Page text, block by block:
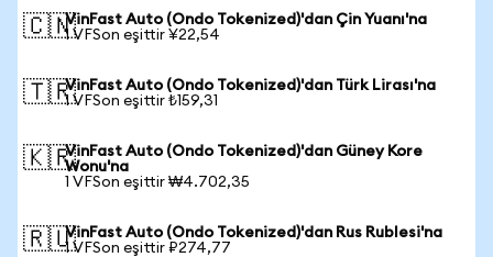
🇨🇳VinFast Auto (Ondo Tokenized)'dan Çin Yuanı'na
1 VFSon eşittir ¥22,54
🇹🇷VinFast Auto (Ondo Tokenized)'dan Türk Lirası'na
1 VFSon eşittir ₺159,31
🇰🇷VinFast Auto (Ondo Tokenized)'dan Güney Kore
Wonu'na
1 VFSon eşittir ₩4.702,35
🇷🇺VinFast Auto (Ondo Tokenized)'dan Rus Rublesi'na
1 VFSon eşittir ₽274,77